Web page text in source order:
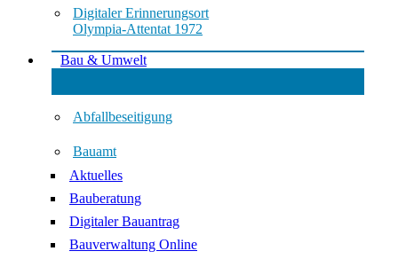
Digitaler Erinnerungsort
Olympia-Attentat 1972
Bau & Umwelt
Abfallbeseitigung
Bauamt
Aktuelles
Bauberatung
Digitaler Bauantrag
Bauverwaltung Online